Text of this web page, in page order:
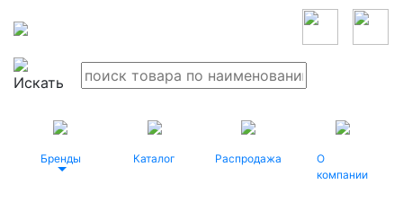
Бренды Каталог Распродажа
О
компании